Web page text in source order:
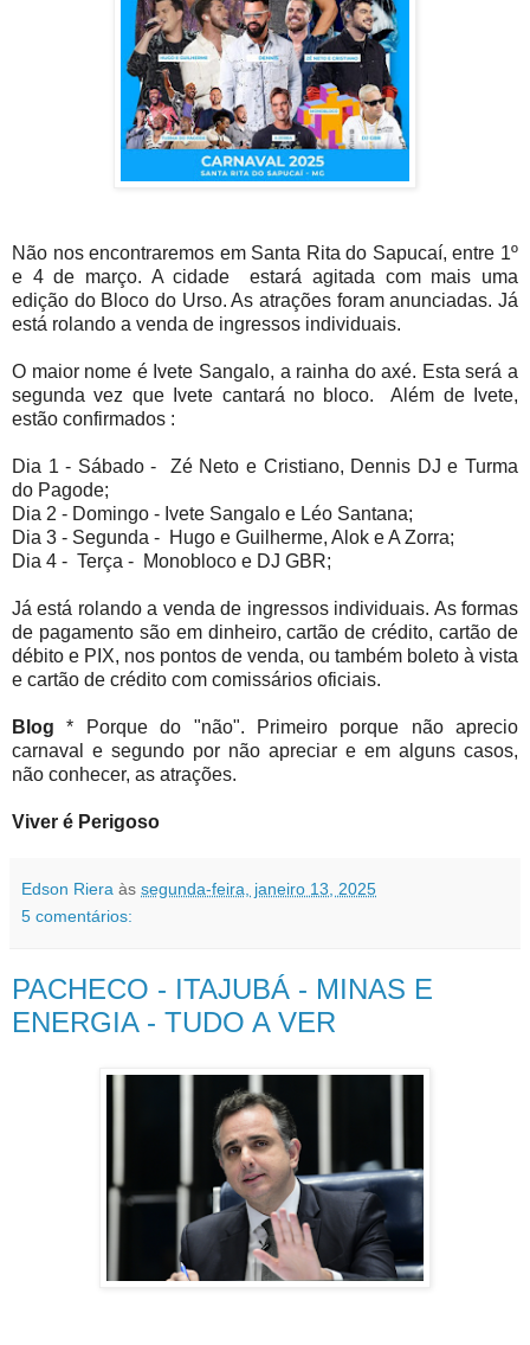
Não nos encontraremos em Santa Rita do Sapucaí, entre 1º
e 4 de março. A cidade estará agitada com mais uma
edição do Bloco do Urso. As atrações foram anunciadas. Já
está rolando a venda de ingressos individuais.
O maior nome é Ivete Sangalo, a rainha do axé. Esta será a
segunda vez que Ivete cantará no bloco. Além de Ivete,
estão confirmados :
Dia 1 - Sábado - Zé Neto e Cristiano, Dennis DJ e Turma
do Pagode;
Dia 2 - Domingo - Ivete Sangalo e Léo Santana;
Dia 3 - Segunda - Hugo e Guilherme, Alok e A Zorra;
Dia 4 - Terça - Monobloco e DJ GBR;
Já está rolando a venda de ingressos individuais. As formas
de pagamento são em dinheiro, cartão de crédito, cartão de
débito e PIX, nos pontos de venda, ou também boleto à vista
e cartão de crédito com comissários oficiais.
Blog * Porque do "não". Primeiro porque não aprecio
carnaval e segundo por não apreciar e em alguns casos,
não conhecer, as atrações.
Viver é Perigoso
Edson Riera às segunda-feira, janeiro 13, 2025
5 comentários:
PACHECO - ITAJUBÁ - MINAS E
ENERGIA - TUDO A VER